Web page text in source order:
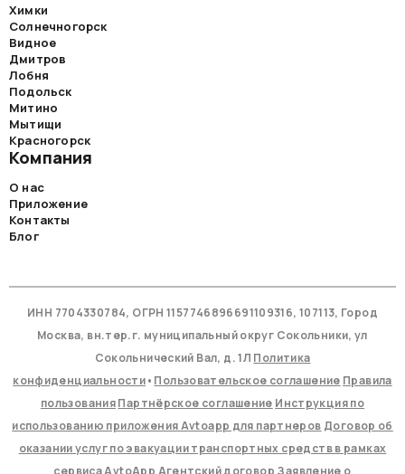
Химки
Солнечногорск
Видное
Дмитров
Лобня
Подольск
Митино
Мытищи
Красногорск
Компания
О нас
Приложение
Контакты
Блог
ИНН 7704330784, ОГРН 1157746896691109316, 107113, Город
Москва, вн.тер.г. муниципальный округ Сокольники, ул
Сокольнический Вал, д. 1Л Политика
конфиденциальности• Пользовательское соглашение Правила
пользованияПартнёрское соглашение Инструкция по
использованию приложения Avtoapp для партнеров Договор об
оказании услуг по эвакуации транспортных средств в рамках
сервиса AvtoApp Агентский договор Заявление о